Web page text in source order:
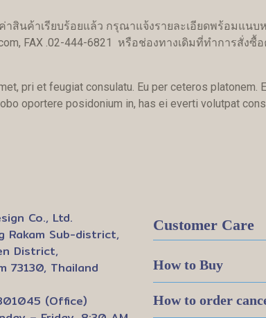
าสินค้าเรียบร้อยแล้ว กรุณาแจ้งรายละเอียดพร้อมแนบ
FAX .02-444-6821 หรือช่องทางเดิมที่ทำการสั่งซื้
pri et feugiat consulatu. Eu per ceteros
oportere posidonium in, has ei everti volutpat
Co., Ltd.
Rakam Sub-district,
District,
73130, Thailand
(Office)
Customer Care
How to Buy
How to order